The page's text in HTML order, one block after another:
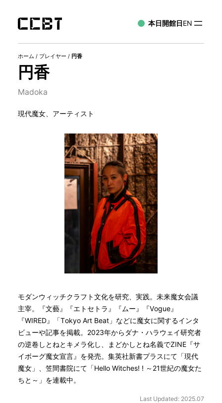
本日開館日EN
ホーム / プレイヤー / 円香
円香
Madoka
現代魔女、アーティスト
モダンウィッチクラフト文化を研究、実践。未来魔女会議
主宰。『文藝』『エトセトラ』『ムー』『Vogue』
『WIRED』「Tokyo Art Beat」などに魔女に関するインタ
ビューや記事を掲載。2023年からダナ・ハラウェイ研究者
の逆卷しとねとキメラ化し、まどかしとね名義でZINE『サ
イボーグ魔女宣言』を発売。集英社新書プラスにて「現代
魔女」、笠間書院にて「Hello Witches! ! ～21世紀の魔女た
ちと～」を連載中。
Last Updated: 2025.07